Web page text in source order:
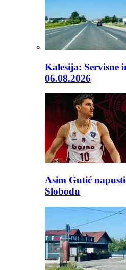
Kalesija: Servisne
06.08.2026
Asim Gutić
Slobodu